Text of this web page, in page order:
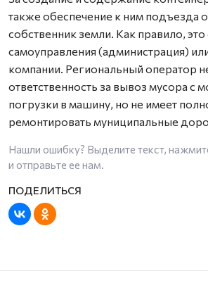
также обеспечение к ним подъезда
собственник земли. Как правило,
самоуправления (администрация)
компании. Региональный оператор
ответственность за вывоз мусора с
погрузки в машину, но не имеет
ремонтировать муниципальные
Нашли ошибку? Выделите текст,
и отправьте ее нам.